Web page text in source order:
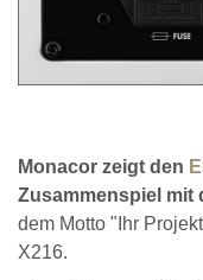
Monacor zeigt den
Zusammenspiel mit
dem Motto "Ihr
X216.